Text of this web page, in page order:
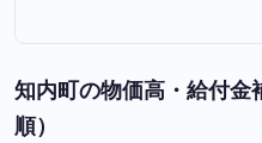
知内町の物価高・給付金
順）